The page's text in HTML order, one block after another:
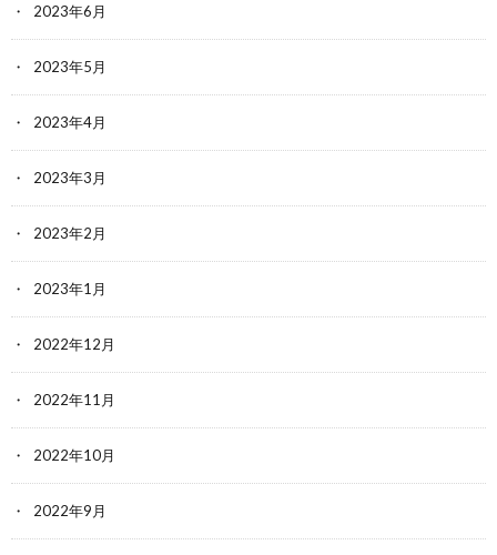
2023年6月
2023年5月
2023年4月
2023年3月
2023年2月
2023年1月
2022年12月
2022年11月
2022年10月
2022年9月